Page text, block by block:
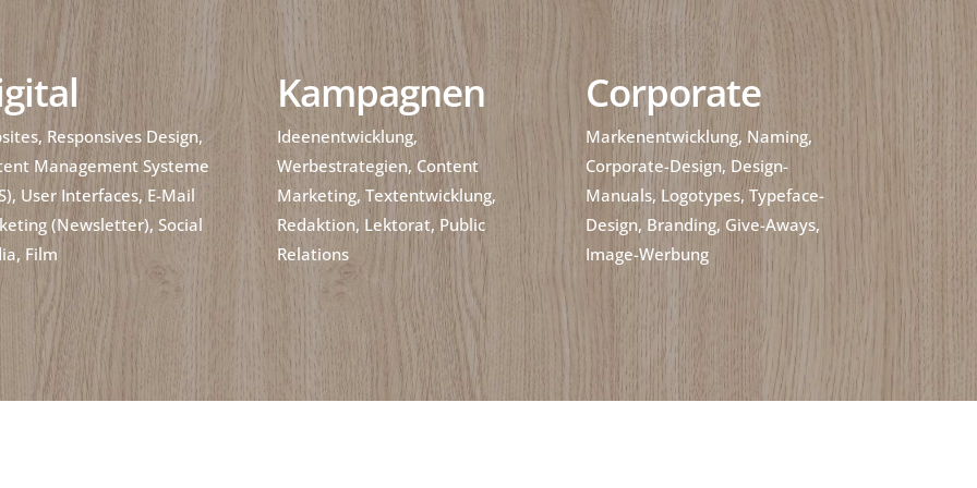
Responsives Design,
Management Systeme
User Interfaces, E-Mail
(Newsletter), Social
Film
Kampagnen
Ideenentwicklung,
Werbestrategien, Content
Marketing, Textentwicklung,
Redaktion, Lektorat, Public
Relations
Corporate
Markenentwicklung, Naming,
Corporate-Design, Design-
Manuals, Logotypes, Typeface-
Design, Branding, Give-Aways,
Image-Werbung